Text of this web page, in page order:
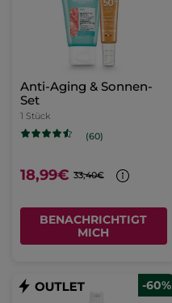
Anti-Aging & Sonnen-
Set
1 Stück
(60)
18,99€ 33,40€
BENACHRICHTIGT
MICH
-60%